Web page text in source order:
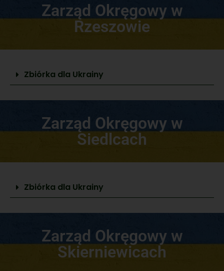
Zarząd Okręgowy w
Rzeszowie
Zbiórka dla Ukrainy
Zarząd Okręgowy w
Siedlcach
Zbiórka dla Ukrainy
Zarząd Okręgowy w
Skierniewicach